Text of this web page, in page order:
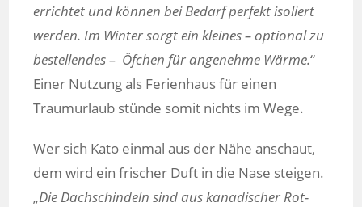
errichtet und können bei Bedarf perfekt isoliert
werden. Im Winter sorgt ein kleines – optional zu
bestellendes – Öfchen für angenehme Wärme.“
Einer Nutzung als Ferienhaus für einen
Traumurlaub stünde somit nichts im Wege.
Wer sich Kato einmal aus der Nähe anschaut,
dem wird ein frischer Duft in die Nase steigen.
„Die Dachschindeln sind aus kanadischer Rot-